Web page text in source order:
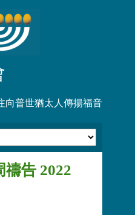
向普世猶太人傳揚福音
告 2022